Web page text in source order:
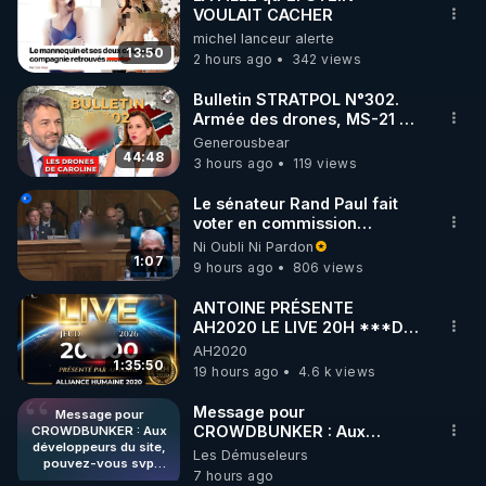
🌱 INSTAGRAM
https://www.instagram.com/rdlr_thierrycasasnovas/
http://rgnr.li/instagram
🌱 LA NEWSLETTER
Pour ne pas rater l’actualité RGNR (stages,
http://rgnr.li/news
🌱 VIDÉOS NON CENSURÉES SUR ODYSEE
Toutes les vidéos Youtube sont aussi sur la
http://rgnr.li/odysee
🌱 LES STAGES EN PRÉSENTIEL
http://rgnr.li/stages
13:50
VOULAIT CACHER
michel lanceur alerte
2 hours ago
342 views
44:48
Bulletin STRATPOL N°302.
Armée des drones, MS-21 en
série, missiles coréens.
07.08.2026.
Generousbear
3 hours ago
119 views
1:07
Le sénateur Rand Paul fait
voter en commission
l'outrage au Congrès contre
Anthony Fauci
Ni Oubli Ni Pardon
9 hours ago
806 views
1:35:50
ANTOINE PRÉSENTE
AH2020 LE LIVE 20H ***DU
06/08/2026***
AH2020
19 hours ago
4.6 k views
Message pour
CROWDBUNKER : Aux
développeurs du site,
pouvez-vous svp
remettre la
Message pour
CROWDBUNKER : Aux
développeurs du site,
pouvez-vous svp remettre la
Les Démuseleurs
7 hours ago